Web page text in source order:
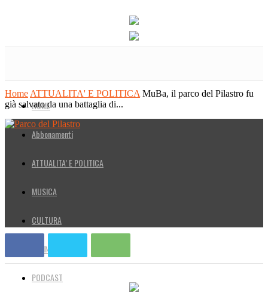
HOME
Abbonamenti
ATTUALITA’ E POLITICA
MUSICA
CULTURA
PALINSESTO
PODCAST
Home ATTUALITA' E POLITICA MuBa, il parco del Pilastro fu
già salvato da una battaglia di...